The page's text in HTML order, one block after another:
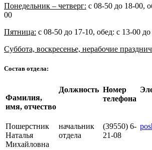
Понедельник – четверг: с 08-50 до 18-00,
00
Пятница: с 08-50 до 17-10, обед: с 13-00
Суббота, воскресенье, нерабочие
Состав отдела:
Фамилия,
имя, отчество
Должность Номер
телефона
Пошерстник
Наталья
Михайловна
начальник
отдела
(39550) 6-
21-08